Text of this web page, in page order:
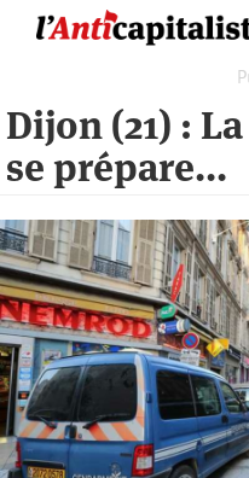
Dijon (21) :
se prépare...